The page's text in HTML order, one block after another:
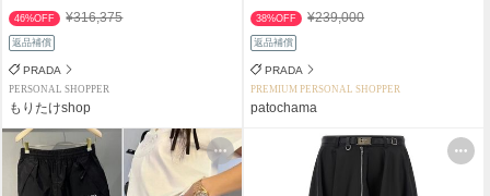
46%OFF ¥316,375
返品補償
PRADA
PERSONAL SHOPPER
もりたけshop
38%OFF ¥239,000
返品補償
PRADA
PREMIUM PERSONAL SHOPPER
patochama